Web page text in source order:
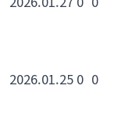
2026.01.25 0 0